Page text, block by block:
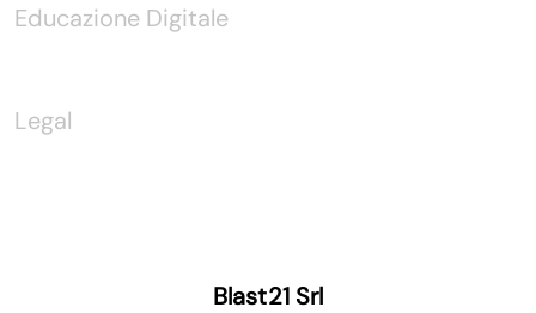
Educazione Digitale
Legal
Blast21 Srl